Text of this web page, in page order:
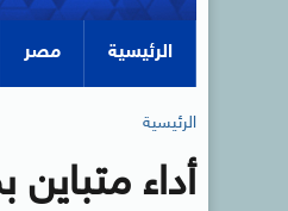
الرئيسية مصر
الرئيسية
أداء